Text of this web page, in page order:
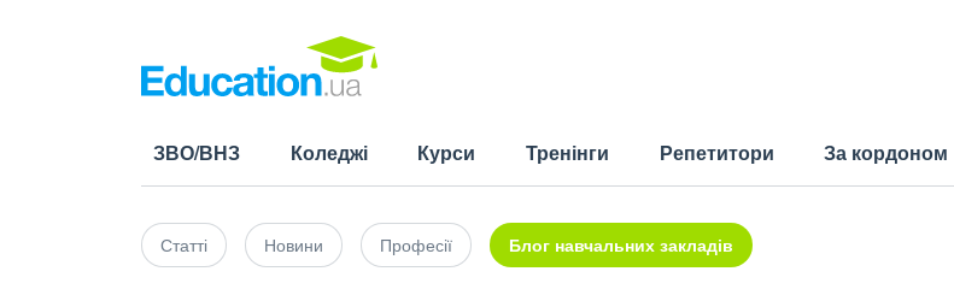
ЗВО/ВНЗ Коледжі Курси Тренінги Репетитори За кордоном
Статті Новини Професії Блог навчальних закладів